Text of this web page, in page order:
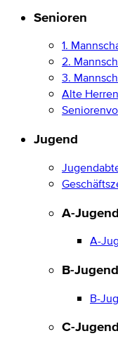
Senioren
1.
2.
3.
Alte
Jugend
A-Jugend
A-
B-Jugend
B-
C-Jugend